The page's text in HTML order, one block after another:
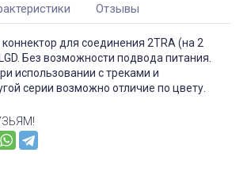
Отзывы
для соединения 2TRA (на 2
Без возможности подвода питания.
использовании с треками и
серии возможно отличие по цвету.